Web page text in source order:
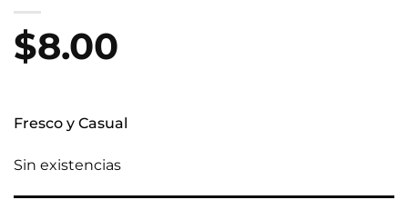
$8.00
Fresco y Casual
Sin existencias